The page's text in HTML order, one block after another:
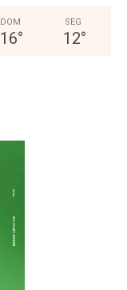
DOM
16°
SEG
12°